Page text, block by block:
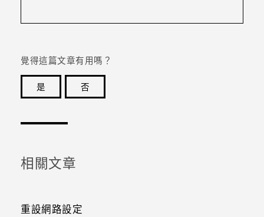
覺得這篇文章有用嗎？
是
否
相關文章
重設網路設定